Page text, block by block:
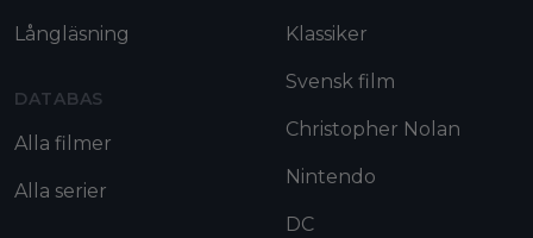
Långläsning
DATABAS
Alla filmer
Alla serier
Klassiker
Svensk film
Christopher Nolan
Nintendo
DC